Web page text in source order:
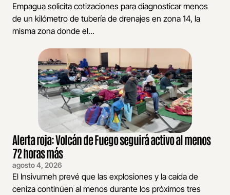
Empagua solicita cotizaciones para diagnosticar menos
de un kilómetro de tubería de drenajes en zona 14, la
misma zona donde el...
Alerta roja: Volcán de Fuego seguirá activo al menos
72 horas más
agosto 4, 2026
El Insivumeh prevé que las explosiones y la caída de
ceniza continúen al menos durante los próximos tres